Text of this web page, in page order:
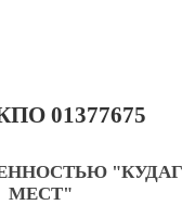
01377675
МЕСТ"